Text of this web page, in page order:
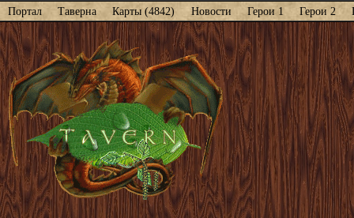
Портал Таверна Карты (4842) Новости Герои 1 Герои 2